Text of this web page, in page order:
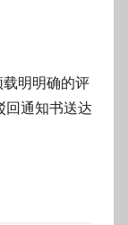
载明明确的评
回通知书送达